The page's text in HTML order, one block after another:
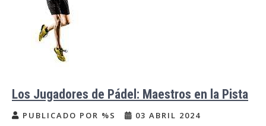
Los Jugadores de Pádel: Maestros en la Pista
PUBLICADO POR %S 03 ABRIL 2024